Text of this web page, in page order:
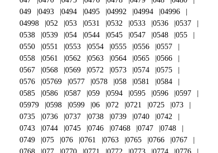
049
0493 0494 0495 04992 04994
04996
04998
052 053 0531 0532 0533 0536
0537
0538
0539 054 0544 0545 0547 0548
055
0550
0551 0553 0554 0555 0556
0557
0558
0561 0562 0563 0564 0565
0566
0567
0568 0569 0572 0573 0574
0575
0576
05769 0577 0578 058 0581
0584
0585
0586 0587 059 0594 0595 0596
0597
05979
0598 0599 06 072 0721 0725
073
0735
0736 0737 0738 0739 0740
0742
0743
0744 0745 0746 07468 0747
0748
0749
075 076 0761 0763 0765 0766
0767